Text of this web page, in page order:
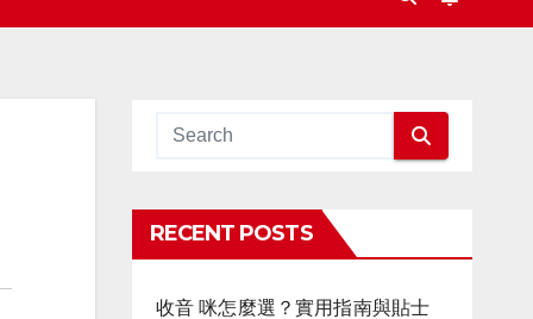
RECENT POSTS
收音 咪怎麼選？實用指南與貼士